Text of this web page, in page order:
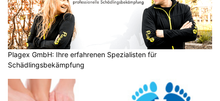
Plagex GmbH: Ihre erfahrenen Spezialisten für
Schädlingsbekämpfung